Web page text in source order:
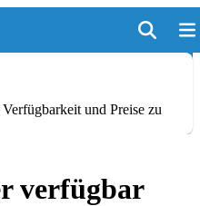
und Preise zu
verfügbar